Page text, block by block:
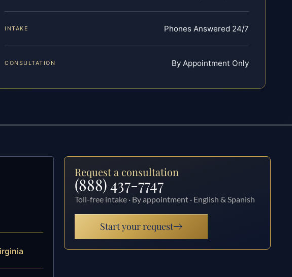
INTAKE Phones Answered 24/7
CONSULTATION By Appointment Only
Request a consultation
(888) 437-7747
Toll-free intake · By appointment · English & Spanish
Start your request